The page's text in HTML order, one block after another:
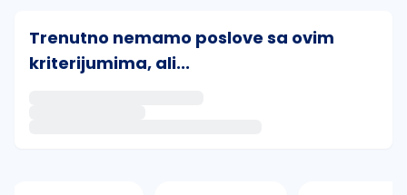
Trenutno nemamo poslove sa ovim
kriterijumima, ali...